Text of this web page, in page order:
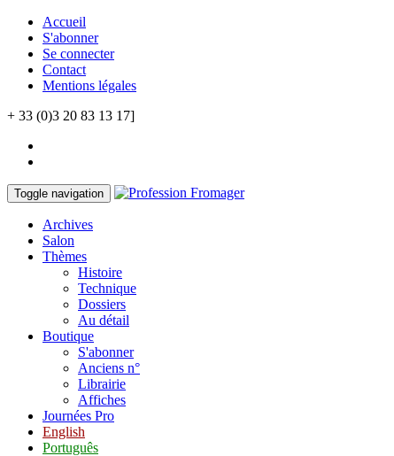
Accueil
S'abonner
Se connecter
Contact
Mentions légales
+ 33 (0)3 20 83 13 17]
Toggle navigation
Archives
Salon
Thèmes
Histoire
Technique
Dossiers
Au détail
Boutique
S'abonner
Anciens n°
Librairie
Affiches
Journées Pro
English
Português